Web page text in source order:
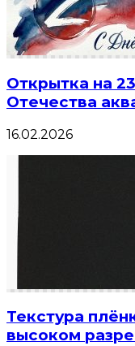
Открытка на
Отечества
16.02.2026
Текстура
высоком